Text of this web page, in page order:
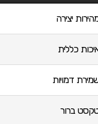
יצירה
כללית
דמויות
ברור